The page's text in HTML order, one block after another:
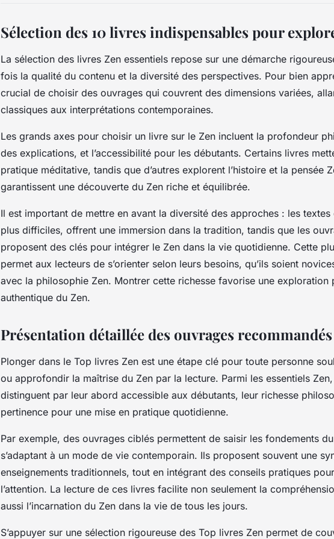
Sélection des 10 livres indispensables pour
La sélection des livres Zen essentiels repose sur une démarche
fois la qualité du contenu et la diversité des perspectives. Pour bien
crucial de choisir des ouvrages qui couvrent des dimensions variées,
classiques aux interprétations contemporaines.
Les grands axes pour choisir un livre sur le Zen incluent la profondeur
des explications, et l’accessibilité pour les débutants. Certains livres
pratique méditative, tandis que d’autres explorent l’histoire et la pensée
garantissent une découverte du Zen riche et équilibrée.
Il est important de mettre en avant la diversité des approches : les textes
plus difficiles, offrent une immersion dans la tradition, tandis que les
proposent des clés pour intégrer le Zen dans la vie quotidienne. Cette
permet aux lecteurs de s’orienter selon leurs besoins, qu’ils soient
avec la philosophie Zen. Montrer cette richesse favorise une exploration
authentique du Zen.
Présentation détaillée des ouvrages recommandés
Plonger dans le Top livres Zen est une étape clé pour toute personne
ou approfondir la maîtrise du Zen par la lecture. Parmi les essentiels
distinguent par leur abord accessible aux débutants, leur richesse
pertinence pour une mise en pratique quotidienne.
Par exemple, des ouvrages ciblés permettent de saisir les fondements
s’adaptant à un mode de vie contemporain. Ils proposent souvent une
enseignements traditionnels, tout en intégrant des conseils pratiques
l’attention. La lecture de ces livres facilite non seulement la
aussi l’incarnation du Zen dans la vie de tous les jours.
S’appuyer sur une sélection rigoureuse des Top livres Zen permet de